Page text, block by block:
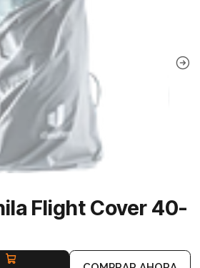
Flight Cover 40-